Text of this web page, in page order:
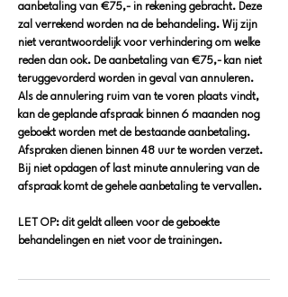
aanbetaling van €75,- in rekening gebracht. Deze
zal verrekend worden na de behandeling. Wij zijn
niet verantwoordelijk voor verhindering om welke
reden dan ook. De aanbetaling van €75,- kan niet
teruggevorderd worden in geval van annuleren.
Als de annulering ruim van te voren plaats vindt,
kan de geplande afspraak binnen 6 maanden nog
geboekt worden met de bestaande aanbetaling.
Afspraken dienen binnen 48 uur te worden verzet.
Bij niet opdagen of last minute annulering van de
afspraak komt de gehele aanbetaling te vervallen.
LET OP: dit geldt alleen voor de geboekte
behandelingen en niet voor de trainingen.